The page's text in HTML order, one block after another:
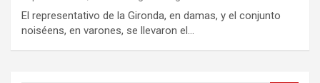
El representativo de la Gironda, en damas, y el conjunto
noiséens, en varones, se llevaron el…